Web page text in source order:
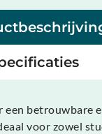
voor zowel